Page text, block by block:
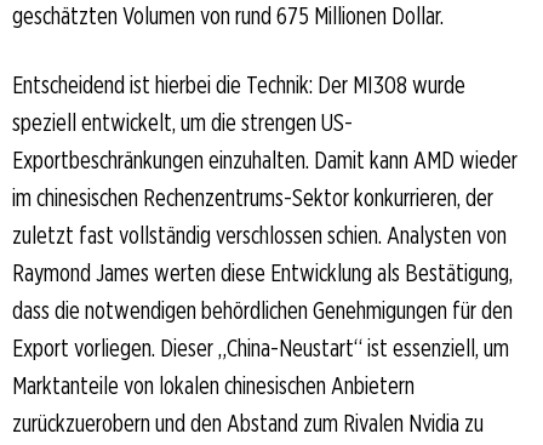
geschätzten Volumen von rund 675 Millionen Dollar.
Entscheidend ist hierbei die Technik: Der MI308 wurde
speziell entwickelt, um die strengen US-
Exportbeschränkungen einzuhalten. Damit kann AMD wieder
im chinesischen Rechenzentrums-Sektor konkurrieren, der
zuletzt fast vollständig verschlossen schien. Analysten von
Raymond James werten diese Entwicklung als Bestätigung,
dass die notwendigen behördlichen Genehmigungen für den
Export vorliegen. Dieser „China-Neustart“ ist essenziell, um
Marktanteile von lokalen chinesischen Anbietern
zurückzuerobern und den Abstand zum Rivalen Nvidia zu